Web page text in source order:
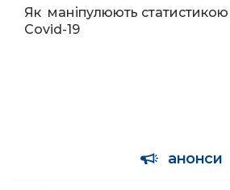
Як маніпулюють статистикою
Covid-19
анонси